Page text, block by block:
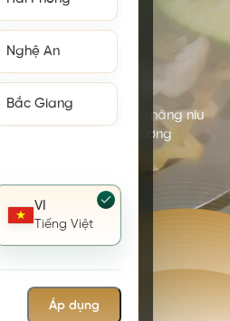
Nghệ An
Bắc Giang
VI
Tiếng Việt
Áp dụng
Kông
trọn dưỡng chất lành, nâng niu
bạn cùng người thương